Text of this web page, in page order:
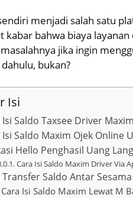
menjadi salah satu
kabar bahwa biaya
jika ingin
bukan?
Isi
Isi Saldo Taxsee Driver
Isi Saldo Maxim Ojek Online
Hello Penghasil Uang
Cara Isi Saldo Maxim Driver Via
Transfer Saldo Antar
Cara Isi Saldo Maxim Lewat M